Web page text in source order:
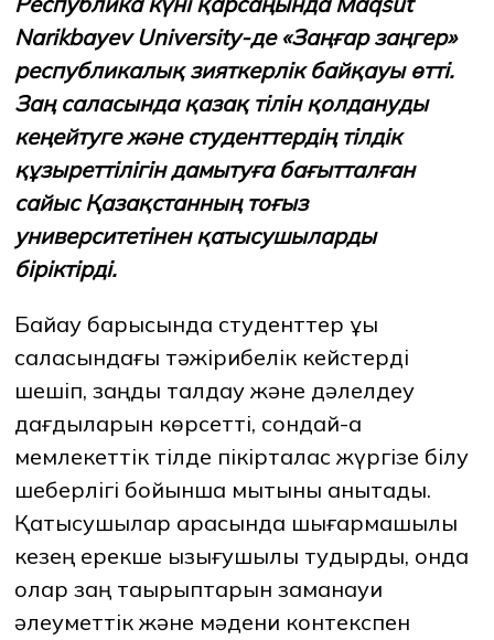
Зерттеу және ғылым
Оқуға қабылдау және қолдау
MNU тынысы
ЖАҢАЛЫҚТАРБАҚ БІЗ ТУРАЛЫ
ENG KAZ RUS
Narikbayev University-де «Заңғар заңгер»
республикалық зияткерлік байқауы өтті.
Заң саласында қазақ тілін қолдануды
кеңейтуге және студенттердің тілдік
құзыреттілігін дамытуға бағытталған
сайыс Қазақстанның тоғыз
университетінен қатысушыларды
біріктірді.
Байқау барысында студенттер құқық
саласындағы тәжірибелік кейстерді
шешіп, заңдық талдау және дәлелдеу
дағдыларын көрсетті, сондай-ақ
мемлекеттік тілде пікірталас жүргізе білу
шеберлігі бойынша мықтыны анықтады.
Қатысушылар арасында шығармашылық
кезең ерекше қызығушылық тудырды, онда
олар заң тақырыптарын заманауи
әлеуметтік және мәдени контекспен